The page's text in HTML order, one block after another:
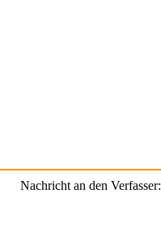
Nachricht an den Verfasser: